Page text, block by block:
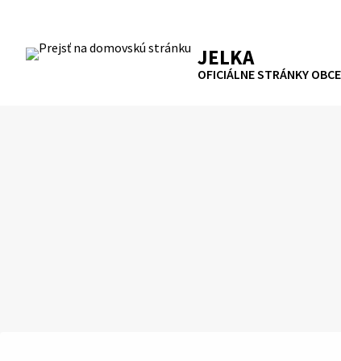
obsah
RSS Mapa Tlačiť
JELKA
OFICIÁLNE STRÁNKY OBCE